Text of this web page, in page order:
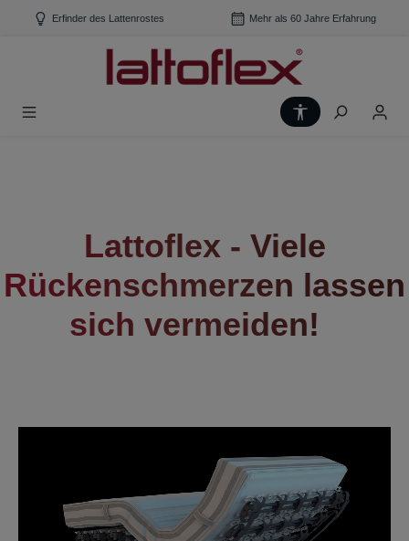
Zum Hauptinhalt springen
Erfinder des Lattenrostes Mehr als 60 Jahre Erfahrung
Lattoflex - Viele
Rückenschmerzen lassen
sich vermeiden!